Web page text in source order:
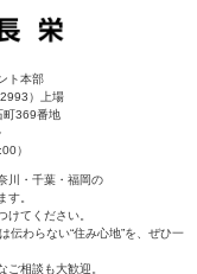
ト本部
）上場
町369番地
）
川・千葉・福岡の
す。
けてください。
伝わらない“住み心地”を、ぜひ一
ご相談も大歓迎。